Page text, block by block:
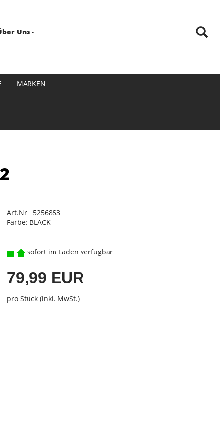
Uns
MARKEN
Art.Nr. 5256853
Farbe: BLACK
sofort im Laden verfügbar
79,99 EUR
pro Stück (inkl. MwSt.)